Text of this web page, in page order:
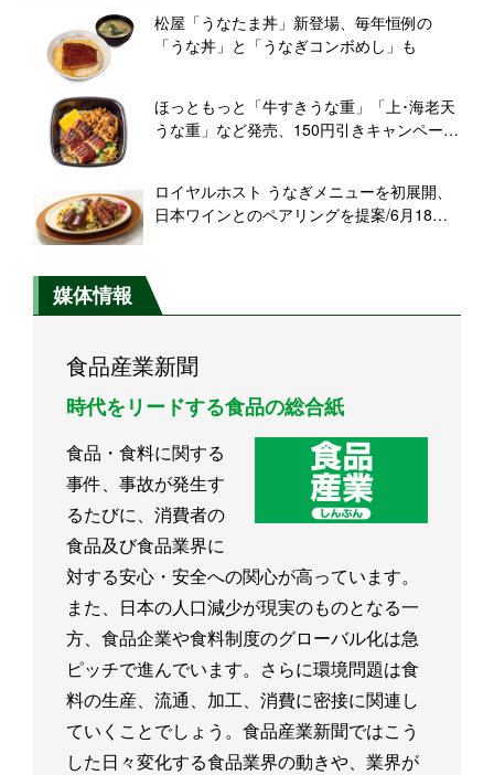
松屋「うなたま丼」新登場、毎年恒例の
「うな丼」と「うなぎコンボめし」も
ほっともっと「牛すきうな重」「上･海老天
うな重」など発売、150円引きキャンペーン
ロイヤルホスト うなぎメニューを初展開、
日本ワインとのペアリングを提案/6月18日
媒体情報
食品産業新聞
時代をリードする食品の総合紙
食品・食料に関する
事件、事故が発生す
るたびに、消費者の
食品及び食品業界に
対する安心・安全への関心が高っています。
また、日本の人口減少が現実のものとなる一
方、食品企業や食料制度のグローバル化は急
ピッチで進んでいます。さらに環境問題は食
料の生産、流通、加工、消費に密接に関連し
ていくことでしょう。食品産業新聞ではこう
した日々変化する食品業界の動きや、業界が